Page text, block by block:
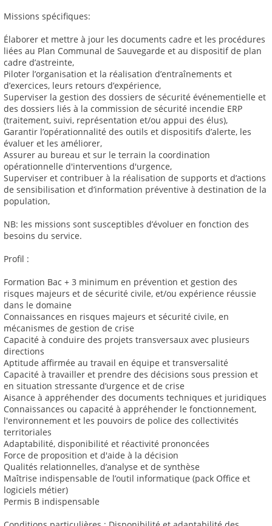
Missions spécifiques:
Élaborer et mettre à jour les documents cadre et les procédures
liées au Plan Communal de Sauvegarde et au dispositif de plan
cadre d’astreinte,
Piloter l’organisation et la réalisation d’entraînements et
d’exercices, leurs retours d’expérience,
Superviser la gestion des dossiers de sécurité événementielle et
des dossiers liés à la commission de sécurité incendie ERP
(traitement, suivi, représentation et/ou appui des élus),
Garantir l’opérationnalité des outils et dispositifs d’alerte, les
évaluer et les améliorer,
Assurer au bureau et sur le terrain la coordination
opérationnelle d'interventions d'urgence,
Superviser et contribuer à la réalisation de supports et d’actions
de sensibilisation et d’information préventive à destination de la
population,
NB: les missions sont susceptibles d’évoluer en fonction des
besoins du service.
Profil :
Formation Bac + 3 minimum en prévention et gestion des
risques majeurs et de sécurité civile, et/ou expérience réussie
dans le domaine
Connaissances en risques majeurs et sécurité civile, en
mécanismes de gestion de crise
Capacité à conduire des projets transversaux avec plusieurs
directions
Aptitude affirmée au travail en équipe et transversalité
Capacité à travailler et prendre des décisions sous pression et
en situation stressante d’urgence et de crise
Aisance à appréhender des documents techniques et juridiques
Connaissances ou capacité à appréhender le fonctionnement,
l'environnement et les pouvoirs de police des collectivités
territoriales
Adaptabilité, disponibilité et réactivité prononcées
Force de proposition et d'aide à la décision
Qualités relationnelles, d’analyse et de synthèse
Maîtrise indispensable de l’outil informatique (pack Office et
logiciels métier)
Permis B indispensable